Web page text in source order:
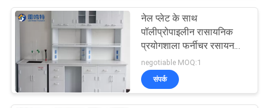
फ़ैक्टरी
गुणवत्ता
नेल प्लेट के साथ
पॉलीप्रोपाइलीन रासायनिक
प्रयोगशाला फर्नीचर रसायन
विज्ञान लैब बेंच
negotiable MOQ:1
संपर्क